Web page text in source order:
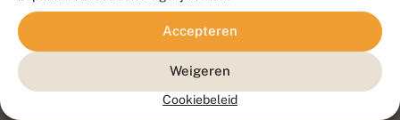
Accepteren
Weigeren
Cookiebeleid
Contact
Veelgestelde vragen
Doneer
Disclaimer
Sitemap